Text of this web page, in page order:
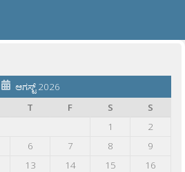
ಆಗಸ್ಟ್ 2026
T F S
S
1
2
6 7 8
9
13 14 15
16